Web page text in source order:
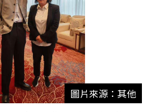
圖片來源：其他